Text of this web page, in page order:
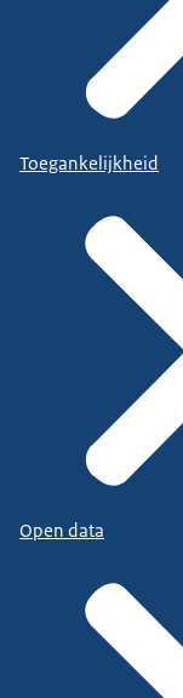
Toegankelijkheid
Open data